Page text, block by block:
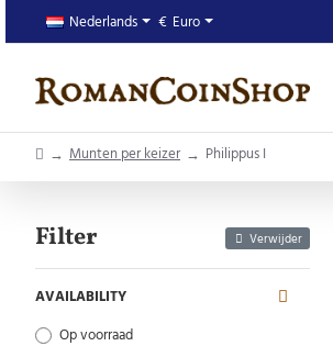
Nederlands € Euro
homeMunten per keizer Philippus I
Filter Verwijder
AVAILABILITY
Op voorraad